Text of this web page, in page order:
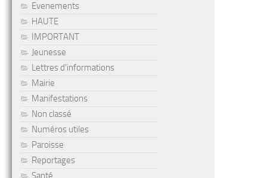
Evenements
HAUTE
IMPORTANT
Jeunesse
Lettres d'informations
Mairie
Manifestations
Non classé
Numéros utiles
Paroisse
Reportages
Santé